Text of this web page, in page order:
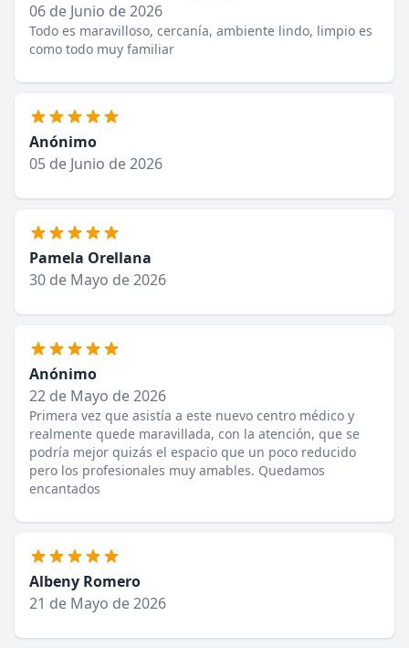
06 de Junio de 2026
Todo es maravilloso, cercanía, ambiente lindo, limpio es
como todo muy familiar
Anónimo
05 de Junio de 2026
Pamela Orellana
30 de Mayo de 2026
Anónimo
22 de Mayo de 2026
Primera vez que asistía a este nuevo centro médico y
realmente quede maravillada, con la atención, que se
podría mejor quizás el espacio que un poco reducido
pero los profesionales muy amables. Quedamos
encantados
Albeny Romero
21 de Mayo de 2026